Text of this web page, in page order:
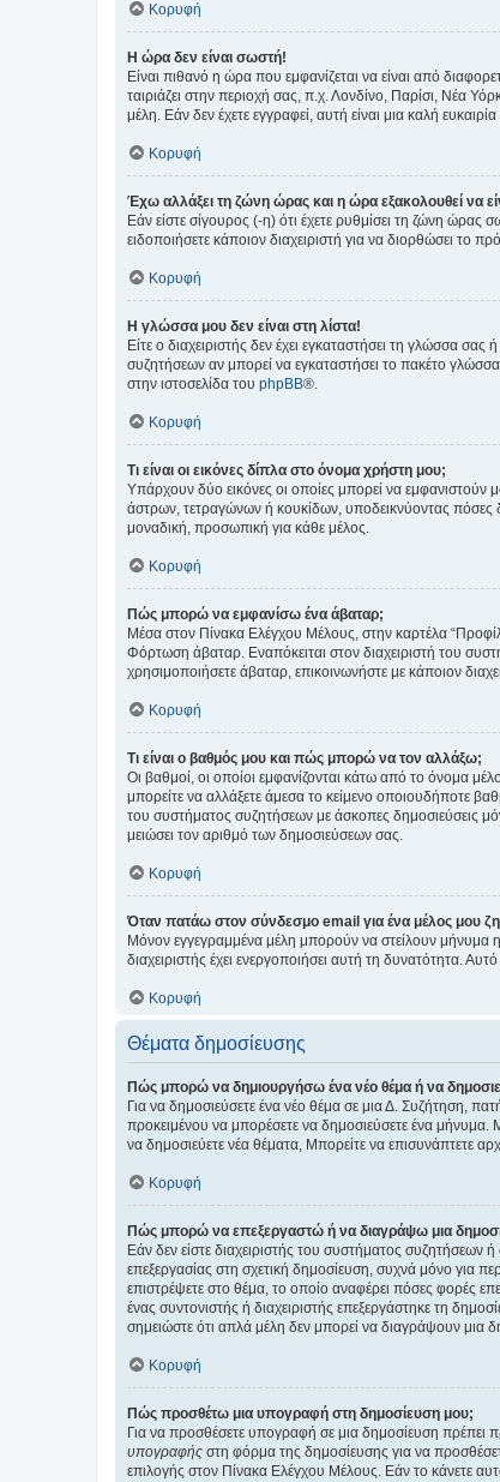
Κορυφή
Η ώρα δεν είναι σωστή!
Είναι πιθανό η ώρα που εμφανίζεται να είναι από
ταιριάζει στην περιοχή σας, π.χ. Λονδίνο, Παρίσι, Νέα
μέλη. Εάν δεν έχετε εγγραφεί, αυτή είναι μια καλή
Κορυφή
Έχω αλλάξει τη ζώνη ώρας και η ώρα εξακολουθεί να
Εάν είστε σίγουρος (-η) ότι έχετε ρυθμίσει τη ζώνη
ειδοποιήσετε κάποιον διαχειριστή για να διορθώσει το
Κορυφή
Η γλώσσα μου δεν είναι στη λίστα!
Είτε ο διαχειριστής δεν έχει εγκαταστήσει τη γλώσσα
συζητήσεων αν μπορεί να εγκαταστήσει το πακέτο
στην ιστοσελίδα του phpBB®.
Κορυφή
Τι είναι οι εικόνες δίπλα στο όνομα χρήστη μου;
Υπάρχουν δύο εικόνες οι οποίες μπορεί να εμφανιστούν
άστρων, τετραγώνων ή κουκίδων, υποδεικνύοντας πόσες
μοναδική, προσωπική για κάθε μέλος.
Κορυφή
Πώς μπορώ να εμφανίσω ένα άβαταρ;
Μέσα στον Πίνακα Ελέγχου Μέλους, στην καρτέλα
Φόρτωση άβαταρ. Εναπόκειται στον διαχειριστή του
χρησιμοποιήσετε άβαταρ, επικοινωνήστε με κάποιον
Κορυφή
Τι είναι ο βαθμός μου και πώς μπορώ να τον αλλάξω;
Οι βαθμοί, οι οποίοι εμφανίζονται κάτω από το όνομα
μπορείτε να αλλάξετε άμεσα το κείμενο οποιουδήποτε
του συστήματος συζητήσεων με άσκοπες δημοσιεύσεις
μειώσει τον αριθμό των δημοσιεύσεων σας.
Κορυφή
Όταν πατάω στον σύνδεσμο email για ένα μέλος μου
Μόνον εγγεγραμμένα μέλη μπορούν να στείλουν μήνυμα
διαχειριστής έχει ενεργοποιήσει αυτή τη δυνατότητα.
Κορυφή
Θέματα δημοσίευσης
Πώς μπορώ να δημιουργήσω ένα νέο θέμα ή να
Για να δημοσιεύσετε ένα νέο θέμα σε μια Δ. Συζήτηση,
προκειμένου να μπορέσετε να δημοσιεύσετε ένα μήνυμα.
να δημοσιεύετε νέα θέματα, Μπορείτε να επισυνάπτετε
Κορυφή
Πώς μπορώ να επεξεργαστώ ή να διαγράψω μια
Εάν δεν είστε διαχειριστής του συστήματος συζητήσεων
επεξεργασίας στη σχετική δημοσίευση, συχνά μόνο για
επιστρέψετε στο θέμα, το οποίο αναφέρει πόσες φορές
ένας συντονιστής ή διαχειριστής επεξεργάστηκε τη
σημειώστε ότι απλά μέλη δεν μπορεί να διαγράψουν μια
Κορυφή
Πώς προσθέτω μια υπογραφή στη δημοσίευση μου;
Για να προσθέσετε υπογραφή σε μια δημοσίευση πρέπει
υπογραφής στη φόρμα της δημοσίευσης για να
επιλογής στον Πίνακα Ελέγχου Μέλους. Εάν το κάνετε